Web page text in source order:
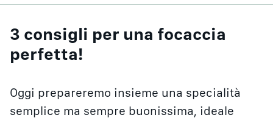
3 consigli per una focaccia
perfetta!
Oggi prepareremo insieme una specialità
semplice ma sempre buonissima, ideale